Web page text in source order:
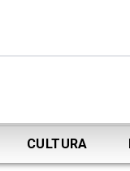
CULTURA